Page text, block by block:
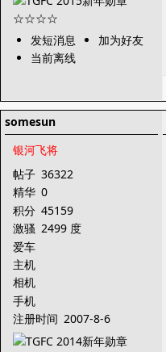
发短消息
加为好友
当前离线
somesun
银河飞将
帖子 36322
精华 0
积分 45159
激骚 2499 度
爱车
主机
相机
手机
注册时间 2007-8-6